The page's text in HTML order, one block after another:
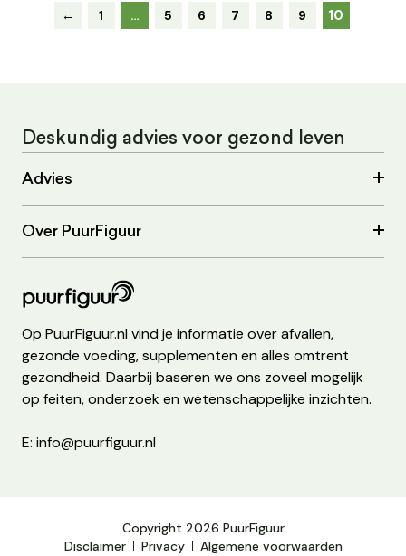
← 1 … 5 6 7 8 9 10
Deskundig advies voor gezond leven
Advies
Over PuurFiguur
Op PuurFiguur.nl vind je informatie over afvallen,
gezonde voeding, supplementen en alles omtrent
gezondheid. Daarbij baseren we ons zoveel mogelijk
op feiten, onderzoek en wetenschappelijke inzichten.
E: info@puurfiguur.nl
Copyright 2026 PuurFiguur
Disclaimer
Privacy Algemene voorwaarden